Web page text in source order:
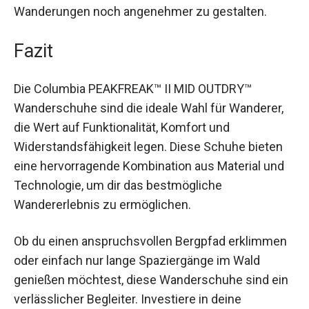
gestalten.
Fazit
Die Columbia PEAKFREAK™ II MID OUTDRY™
Wanderschuhe sind die ideale Wahl für Wanderer,
die Wert auf Funktionalität, Komfort und
Widerstandsfähigkeit legen. Diese Schuhe bieten
eine hervorragende Kombination aus Material und
Technologie, um dir das bestmögliche
Wandererlebnis zu ermöglichen.
Ob du einen anspruchsvollen Bergpfad
erklimmen oder einfach nur lange Spaziergänge
im Wald genießen möchtest, diese